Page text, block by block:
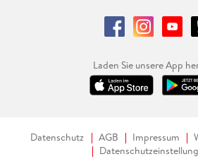
Laden Sie unsere App
Datenschutz AGB Impressum